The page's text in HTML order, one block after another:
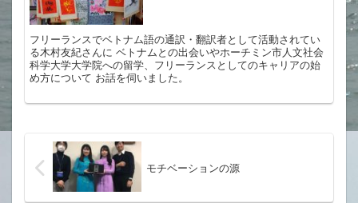
フリーランスでベトナム語の通訳・翻訳者として活動されてい
る木村友紀さんに ベトナムとの出会いやホーチミン市人文社会
科学大学大学院への留学、フリーランスとしてのキャリアの始
め方について お話を伺いました。
モチベーションの源